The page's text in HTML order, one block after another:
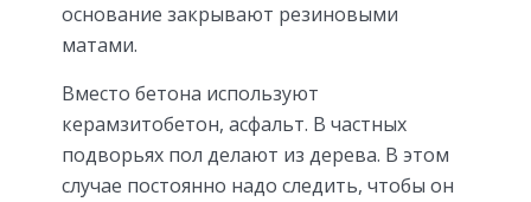
основание закрывают резиновыми
матами.
Вместо бетона используют
керамзитобетон, асфальт. В частных
подворьях пол делают из дерева. В этом
случае постоянно надо следить, чтобы он